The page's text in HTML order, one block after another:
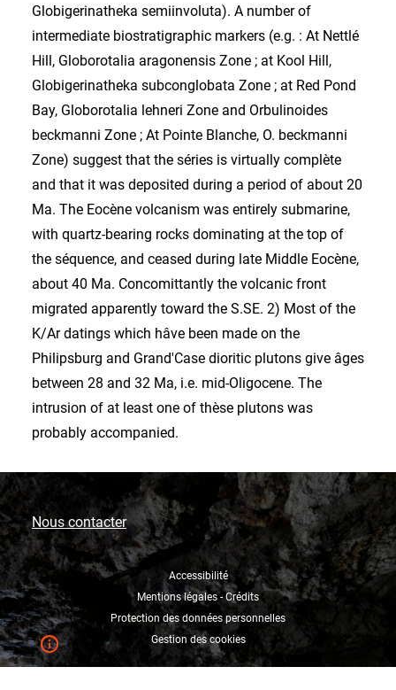
Globigerinatheka semiinvoluta). A number of
intermediate biostratigraphic markers (e.g. : At Nettlé
Hill, Globorotalia aragonensis Zone ; at Kool Hill,
Globigerinatheka subconglobata Zone ; at Red Pond
Bay, Globorotalia lehneri Zone and Orbulinoides
beckmanni Zone ; At Pointe Blanche, O. beckmanni
Zone) suggest that the séries is virtually complète
and that it was deposited during a period of about 20
Ma. The Eocène volcanism was entirely submarine,
with quartz-bearing rocks dominating at the top of
the séquence, and ceased during late Middle Eocène,
about 40 Ma. Concomittantly the volcanic front
migrated apparently toward the S.SE. 2) Most of the
K/Ar datings which hâve been made on the
Philipsburg and Grand'Case dioritic plutons give âges
between 28 and 32 Ma, i.e. mid-Oligocene. The
intrusion of at least one of thèse plutons was
probably accompanied.
Nous contacter
Accessibilité
Mentions légales - Crédits
Protection des données personnelles
Gestion des cookies